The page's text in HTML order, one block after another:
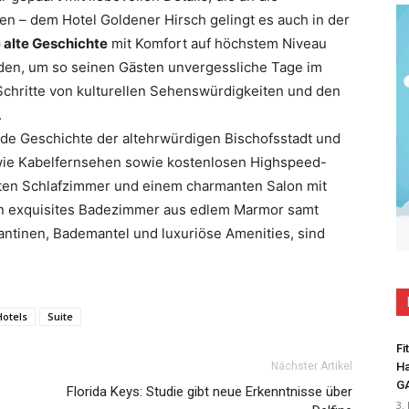
– dem Hotel Goldener Hirsch gelingt es auch in der
Geschichte mit Komfort auf höchstem Niveau
um so seinen Gästen unvergessliche Tage im
von kulturellen Sehenswürdigkeiten und den
Geschichte der altehrwürdigen Bischofsstadt und
Kabelfernsehen sowie kostenlosen Highspeed-
Schlafzimmer und einem charmanten Salon mit
Badezimmer aus edlem Marmor samt
Bademantel und luxuriöse Amenities, sind
Suite
Nächster Artikel
Florida Keys: Studie gibt neue Erkenntnisse über
3.